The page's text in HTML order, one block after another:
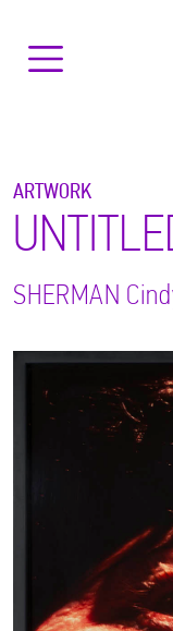
ARTWORK
SHERMAN